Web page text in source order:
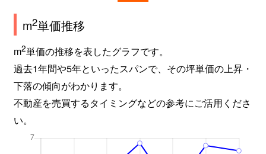
m2単価推移
m2単価の推移を表したグラフです。
過去1年間や5年といったスパンで、その坪単価の上昇・
下落の傾向がわかります。
不動産を売買するタイミングなどの参考にご活用くださ
い。